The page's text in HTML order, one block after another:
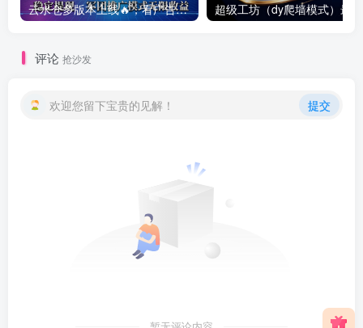
云水仓多版本上线🔥，看广告赚零花钱提现靠谱，多版本同步创收，提现稳定靠谱
评论 抢沙发
欢迎您留下宝贵的见解！ 提交